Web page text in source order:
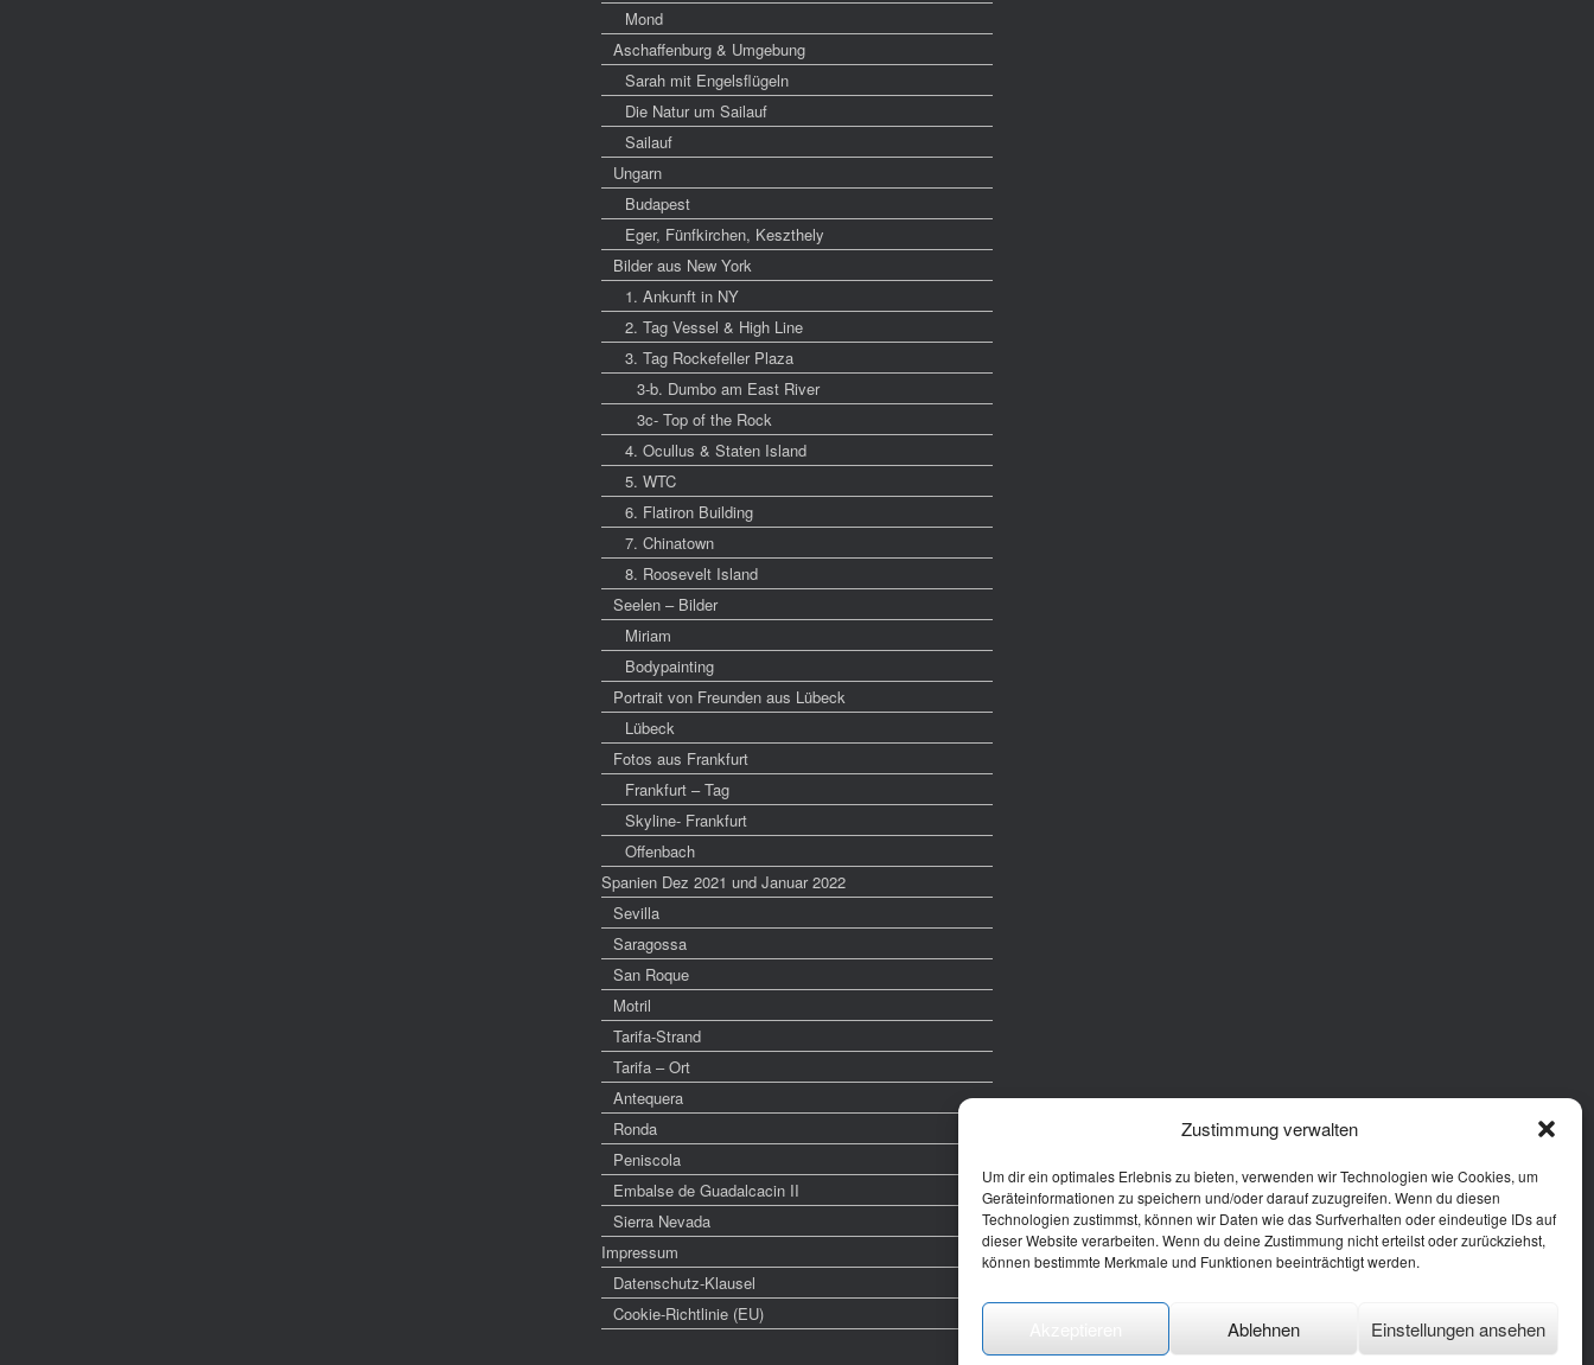
Zustimmung verwalten
Um dir ein optimales Erlebnis zu bieten, verwenden wir Technologien wie Cookies, um
Geräteinformationen zu speichern und/oder darauf zuzugreifen. Wenn du diesen
Technologien zustimmst, können wir Daten wie das Surfverhalten oder eindeutige IDs auf
dieser Website verarbeiten. Wenn du deine Zustimmung nicht erteilst oder zurückziehst,
können bestimmte Merkmale und Funktionen beeinträchtigt werden.
Ablehnen Einstellungen ansehen
Mond
Aschaffenburg & Umgebung
Sarah mit Engelsflügeln
Die Natur um Sailauf
Sailauf
Ungarn
Budapest
Eger, Fünfkirchen, Keszthely
Bilder aus New York
1. Ankunft in NY
2. Tag Vessel & High Line
3. Tag Rockefeller Plaza
3-b. Dumbo am East River
3c- Top of the Rock
4. Ocullus & Staten Island
5. WTC
6. Flatiron Building
7. Chinatown
8. Roosevelt Island
Seelen – Bilder
Miriam
Bodypainting
Portrait von Freunden aus Lübeck
Lübeck
Fotos aus Frankfurt
Frankfurt – Tag
Skyline- Frankfurt
Offenbach
Spanien Dez 2021 und Januar 2022
Sevilla
Saragossa
San Roque
Motril
Tarifa-Strand
Tarifa – Ort
Antequera
Ronda
Peniscola
Embalse de Guadalcacin II
Sierra Nevada
Impressum
Datenschutz-Klausel
Cookie-Richtlinie (EU)